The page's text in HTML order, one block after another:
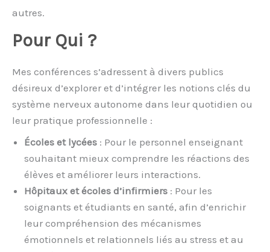
autres.
Pour Qui ?
Mes conférences s’adressent à divers publics
désireux d’explorer et d’intégrer les notions clés du
système nerveux autonome dans leur quotidien ou
leur pratique professionnelle :
Écoles et lycées : Pour le personnel enseignant
souhaitant mieux comprendre les réactions des
élèves et améliorer leurs interactions.
Hôpitaux et écoles d’infirmiers : Pour les
soignants et étudiants en santé, afin d’enrichir
leur compréhension des mécanismes
émotionnels et relationnels liés au stress et au